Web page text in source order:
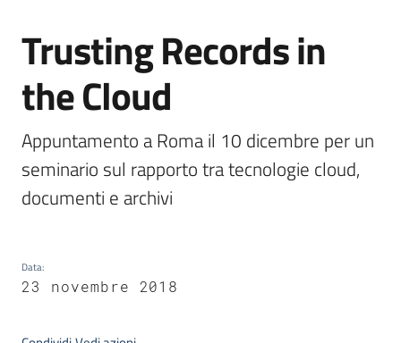
Polo
archivistico
Archivio
storico
Conservazione
Argomenti
Salta al contenuto
Trusting Records in
the Cloud
Appuntamento a Roma il 10 dicembre per un
seminario sul rapporto tra tecnologie cloud,
documenti e archivi
Data:
23 novembre 2018